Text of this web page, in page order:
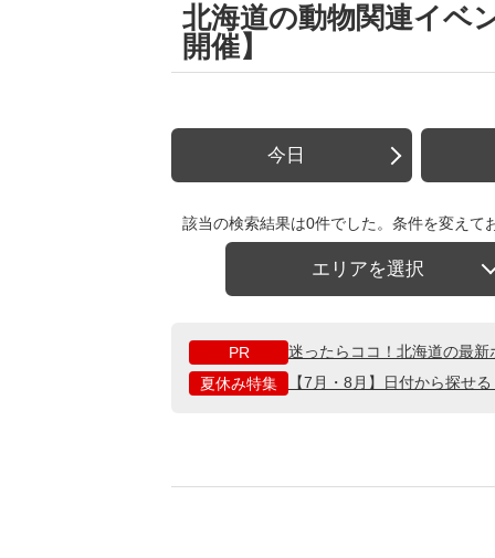
北海道の動物関連イベ
開催】
今日
該当の検索結果は0件でした。条件を変えて
エリアを選択
PR
迷ったらココ！北海道の最
夏休み特集
【7月・8月】日付から探せ